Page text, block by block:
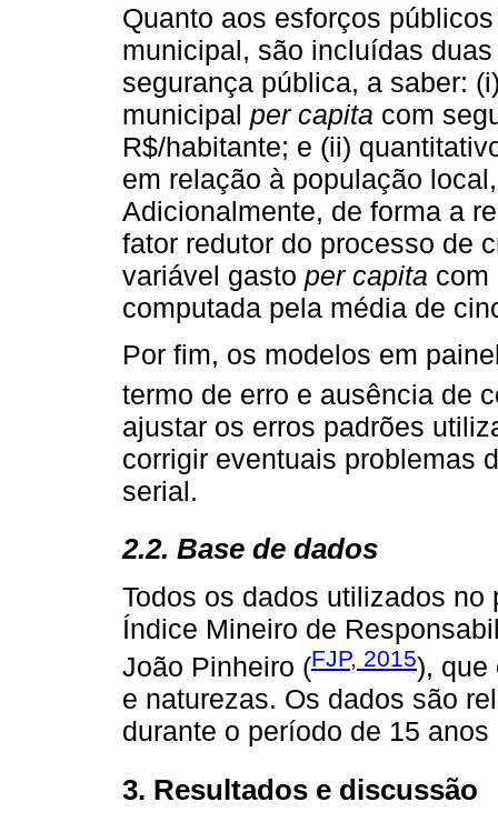
Quanto aos esforços
municipal, são incluídas
segurança pública, a saber:
municipal per capita com
R$/habitante; e (ii)
em relação à população
Adicionalmente, de forma a
fator redutor do processo de
variável gasto per capita com
computada pela média de
Por fim, os modelos em
termo de erro e ausência de
ajustar os erros padrões
corrigir eventuais problemas
serial.
2.2. Base de dados
Todos os dados utilizados
Índice Mineiro de
João Pinheiro (FJP, 2015), que
e naturezas. Os dados são
durante o período de 15
3. Resultados e discussão